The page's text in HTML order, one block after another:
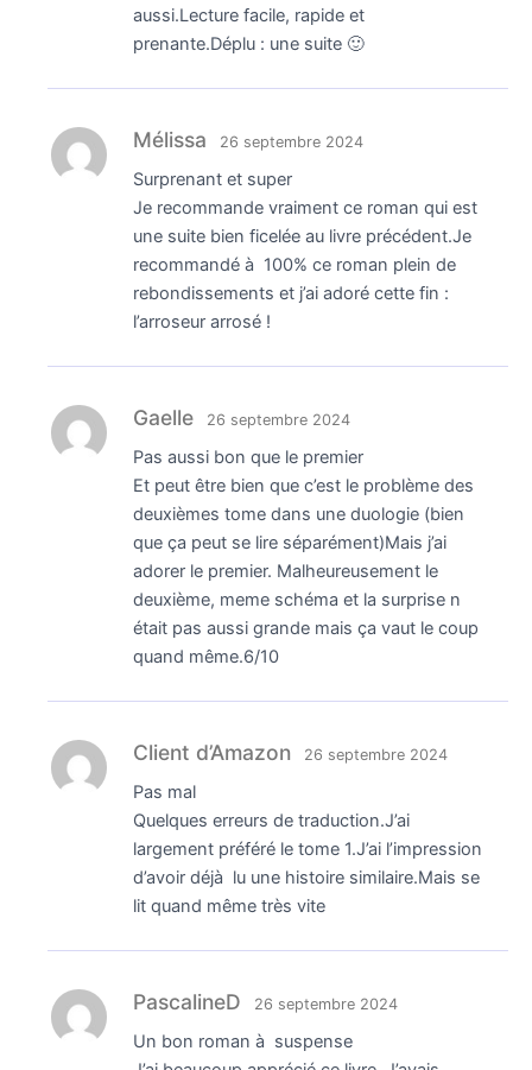
aussi.Lecture facile, rapide et
prenante.Déplu : une suite 🙂
Mélissa 26 septembre 2024
Surprenant et super
Je recommande vraiment ce roman qui est
une suite bien ficelée au livre précédent.Je
recommandé à 100% ce roman plein de
rebondissements et j’ai adoré cette fin :
l’arroseur arrosé !
Gaelle 26 septembre 2024
Pas aussi bon que le premier
Et peut être bien que c’est le problème des
deuxièmes tome dans une duologie (bien
que ça peut se lire séparément)Mais j’ai
adorer le premier. Malheureusement le
deuxième, meme schéma et la surprise n
était pas aussi grande mais ça vaut le coup
quand même.6/10
Client d’Amazon 26 septembre 2024
Pas mal
Quelques erreurs de traduction.J’ai
largement préféré le tome 1.J’ai l’impression
d’avoir déjà lu une histoire similaire.Mais se
lit quand même très vite
PascalineD 26 septembre 2024
Un bon roman à suspense